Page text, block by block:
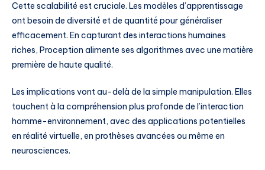
Cette scalabilité est cruciale. Les modèles d’apprentissage
ont besoin de diversité et de quantité pour généraliser
efficacement. En capturant des interactions humaines
riches, Proception alimente ses algorithmes avec une matière
première de haute qualité.
Les implications vont au-delà de la simple manipulation. Elles
touchent à la compréhension plus profonde de l’interaction
homme-environnement, avec des applications potentielles
en réalité virtuelle, en prothèses avancées ou même en
neurosciences.